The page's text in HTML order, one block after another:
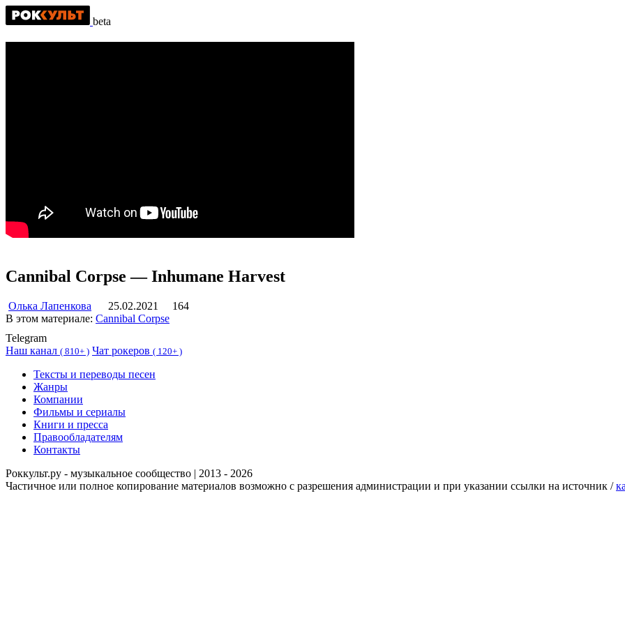
beta
Cannibal Corpse — Inhumane Harvest
Олька Лапенкова 25.02.2021
164
В этом материале: Cannibal Corpse
Telegram
Наш канал ( 810+ ) Чат рокеров ( 120+ )
Тексты и переводы песен
Жанры
Компании
Фильмы и сериалы
Книги и пресса
Правообладателям
Контакты
Роккульт.ру - музыкальное сообщество | 2013 - 2026
Частичное или полное копирование материалов возможно с разрешения администрации и при указании ссылки на источник /